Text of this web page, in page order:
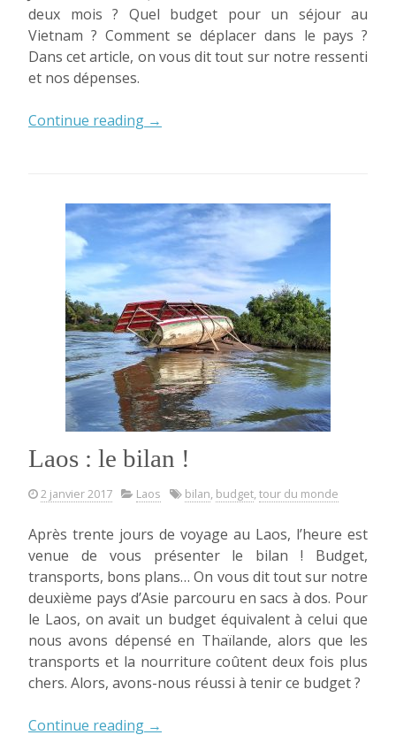
deux mois ? Quel budget pour un séjour au
Vietnam ? Comment se déplacer dans le pays ?
Dans cet article, on vous dit tout sur notre ressenti
et nos dépenses.
Continue reading « Vietnam:
! »
→
Laos : le bilan !
2 janvier 2017 Laos bilan, budget, tour du monde
Après trente jours de voyage au Laos, l’heure est
venue de vous présenter le bilan ! Budget,
transports, bons plans… On vous dit tout sur notre
deuxième pays d’Asie parcouru en sacs à dos. Pour
le Laos, on avait un budget équivalent à celui que
nous avons dépensé en Thaïlande, alors que les
transports et la nourriture coûtent deux fois plus
chers. Alors, avons-nous réussi à tenir ce budget ?
Continue reading « Laos
→